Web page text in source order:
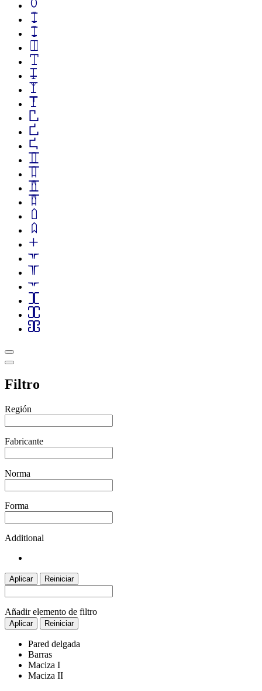
Filtro
Región
Fabricante
Norma
Forma
Additional
Aplicar Reiniciar
Añadir elemento de filtro
Aplicar Reiniciar
Pared delgada
Barras
Maciza I
Maciza II